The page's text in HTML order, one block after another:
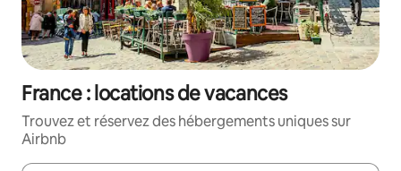
France : locations de vacances
Trouvez et réservez des hébergements uniques sur
Airbnb